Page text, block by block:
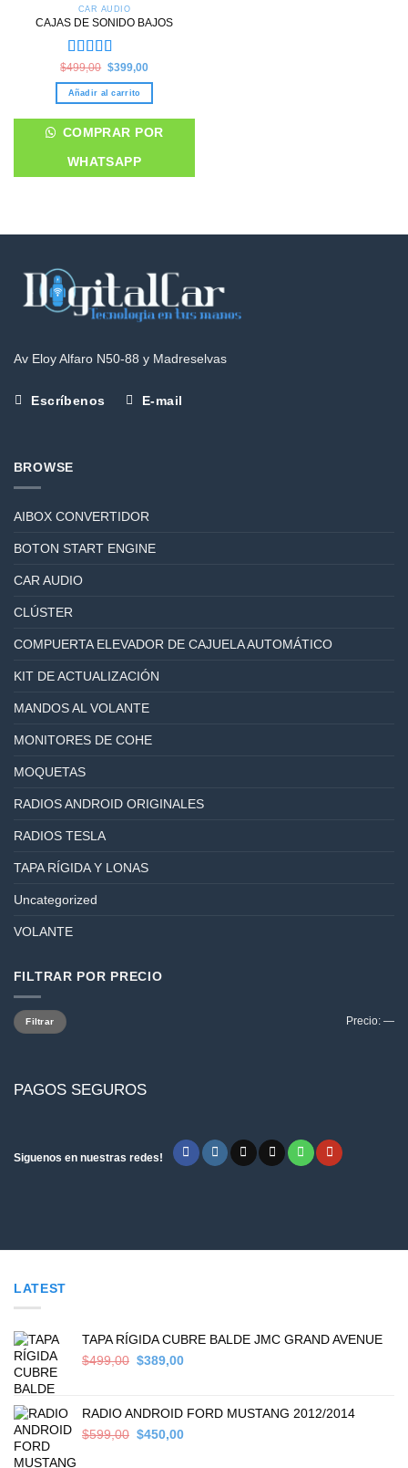
CAR AUDIO
CAJAS DE SONIDO BAJOS
Valorado en
5.00de 5
$499,00 Original
was:
$499,00.
$399,00Current
is:
Añadir al carrito
COMPRAR POR
WHATSAPP
Av Eloy Alfaro N50-88 y Madreselvas
Escríbenos E-mail
BROWSE
AIBOX CONVERTIDOR
BOTON START ENGINE
CAR AUDIO
CLÚSTER
COMPUERTA ELEVADOR DE CAJUELA AUTOMÁTICO
KIT DE ACTUALIZACIÓN
MANDOS AL VOLANTE
MONITORES DE COHE
MOQUETAS
RADIOS ANDROID ORIGINALES
RADIOS TESLA
TAPA RÍGIDA Y LONAS
Uncategorized
VOLANTE
FILTRAR POR PRECIO
Precio
mínimo
Precio
máximo
Filtrar Precio:—
PAGOS SEGUROS
Siguenos en nuestras redes!
LATEST
TAPA RÍGIDA CUBRE BALDE JMC GRAND AVENUE
$499,00 Original
$499,00.
$389,00Current
$389,00.
RADIO ANDROID FORD MUSTANG 2012/2014
$599,00 Original
$450,00Current